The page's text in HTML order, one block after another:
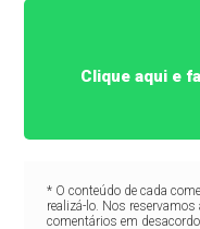
Clique aqui e
* O conteúdo de cada
realizá-lo. Nos
comentários em